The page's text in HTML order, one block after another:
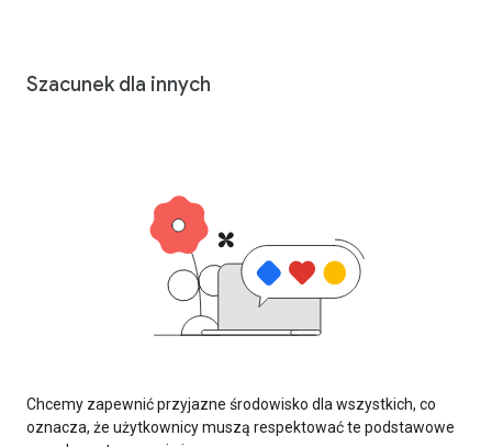
Szacunek dla innych
Chcemy zapewnić przyjazne środowisko dla wszystkich, co
oznacza, że użytkownicy muszą respektować te podstawowe